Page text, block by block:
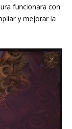
funcionara con
y mejorar la